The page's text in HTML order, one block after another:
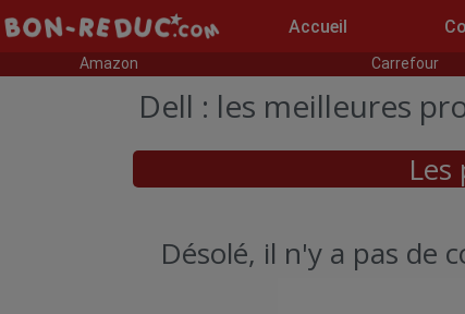
Accueil
Amazon Carrefour
Dell : les meilleures
Désolé, il n'y a pas de